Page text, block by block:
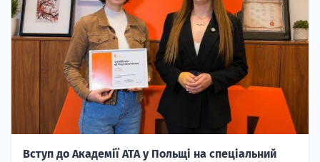
Вступ до Академії ATA у Польщі на спеціальний